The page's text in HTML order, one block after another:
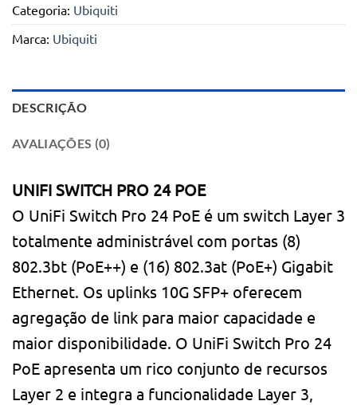
Categoria: Ubiquiti
Marca: Ubiquiti
DESCRIÇÃO
AVALIAÇÕES (0)
UNIFI SWITCH PRO 24 POE
O UniFi Switch Pro 24 PoE é um switch Layer 3
totalmente administrável com portas (8)
802.3bt (PoE++) e (16) 802.3at (PoE+) Gigabit
Ethernet. Os uplinks 10G SFP+ oferecem
agregação de link para maior capacidade e
maior disponibilidade. O UniFi Switch Pro 24
PoE apresenta um rico conjunto de recursos
Layer 2 e integra a funcionalidade Layer 3,